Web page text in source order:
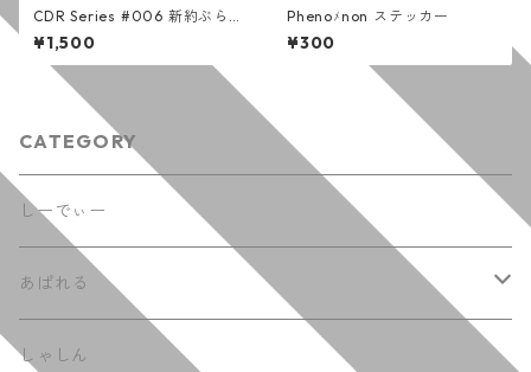
CDR Series #006 新約ぶらっ
くまじっく / その名はスペィ
ド
¥1,500
Phenoﾒnon ステッカー
¥300
CATEGORY
しーでぃー
あぱれる
てぃーしゃつ
しゃしん